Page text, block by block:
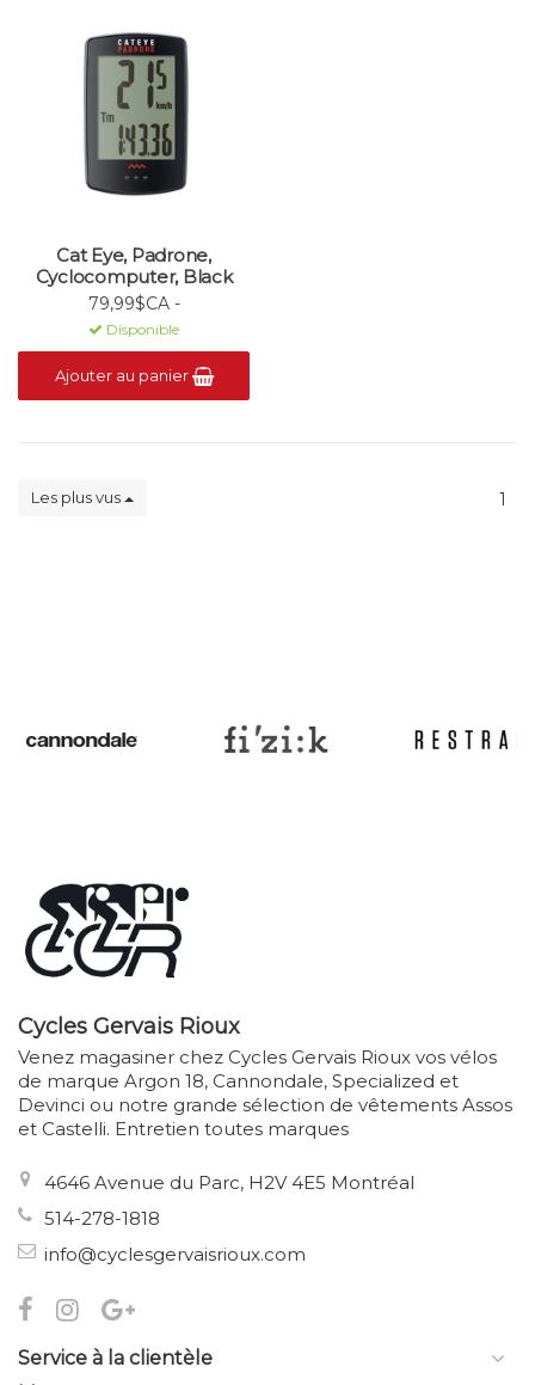
Cat Eye, Padrone,
Cyclocomputer, Black
79,99$CA -
Disponible
Ajouter au panier
Les plus vus 1
Cycles Gervais Rioux
Venez magasiner chez Cycles Gervais Rioux vos vélos
de marque Argon 18, Cannondale, Specialized et
Devinci ou notre grande sélection de vêtements Assos
et Castelli. Entretien toutes marques
4646 Avenue du Parc, H2V 4E5 Montréal
514-278-1818
info@cyclesgervaisrioux.com
Service à la clientèle